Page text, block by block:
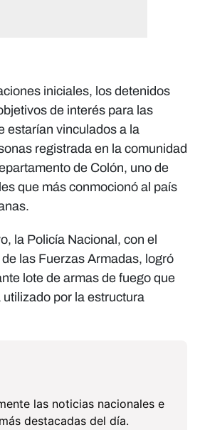
iniciales, los detenidos
de interés para las
estarían vinculados a la
registrada en la comunidad
de Colón, uno de
que más conmocionó al país
la Policía Nacional, con el
las Fuerzas Armadas, logró
lote de armas de fuego que
por la estructura
las noticias nacionales e
destacadas del día.